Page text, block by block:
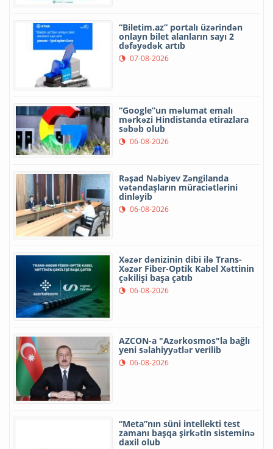
“Biletim.az” portalı üzərindən
onlayn bilet alanların sayı 2
dəfəyədək artıb
07-08-2026
“Google”un məlumat emalı
mərkəzi Hindistanda etirazlara
səbəb olub
06-08-2026
Rəşad Nəbiyev Zəngilanda
vətəndaşların müraciətlərini
dinləyib
06-08-2026
Xəzər dənizinin dibi ilə Trans-
Xəzər Fiber-Optik Kabel Xəttinin
çəkilişi başa çatıb
06-08-2026
AZCON-a "Azərkosmos"la bağlı
yeni səlahiyyətlər verilib
06-08-2026
“Meta”nın süni intellekti test
zamanı başqa şirkətin sisteminə
daxil olub